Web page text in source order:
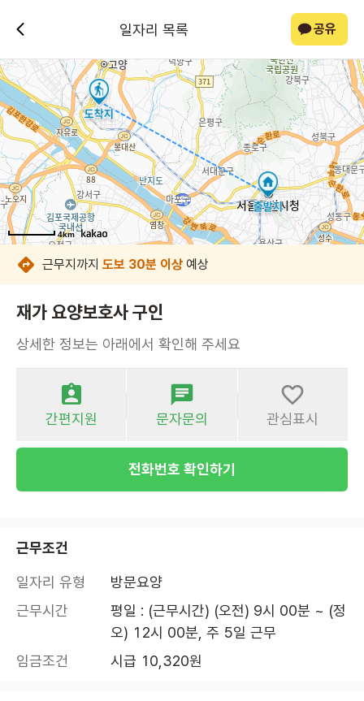
일자리 목록 공유
4km
4km
4km
4km
4km
4km
4km
4km
근무지까지 도보 30분 이상 예상
재가 요양보호사 구인
상세한 정보는 아래에서 확인해 주세요
간편지원 문자문의 관심표시
전화번호 확인하기
근무조건
일자리 유형
방문요양
근무시간
평일 : (근무시간) (오전) 9시 00분 ~ (정
오) 12시 00분, 주 5일 근무
임금조건
시급 10,320원